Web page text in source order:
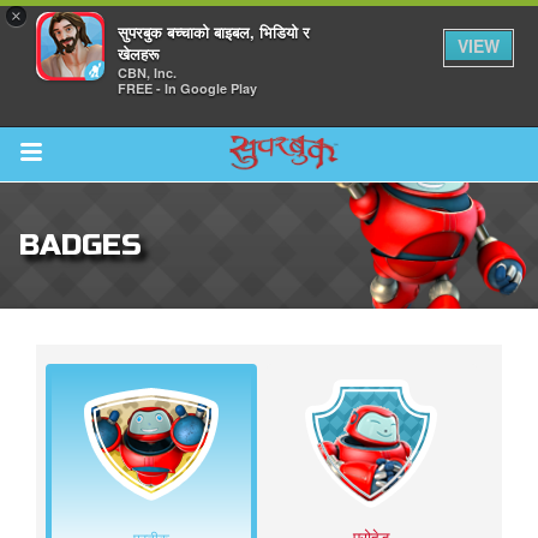
×
सुपरबुक बच्चाको बाइबल, भिडियो र
खेलहरू
CBN, Inc.
FREE - In Google Play
VIEW
Return to Content
BADGES